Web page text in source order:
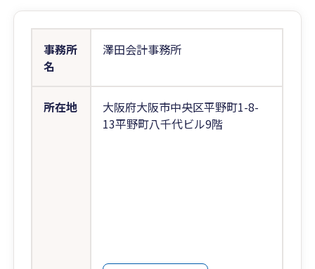
事務所
名
澤田会計事務所
所在地
大阪府大阪市中央区平野町1-8-
13平野町八千代ビル9階